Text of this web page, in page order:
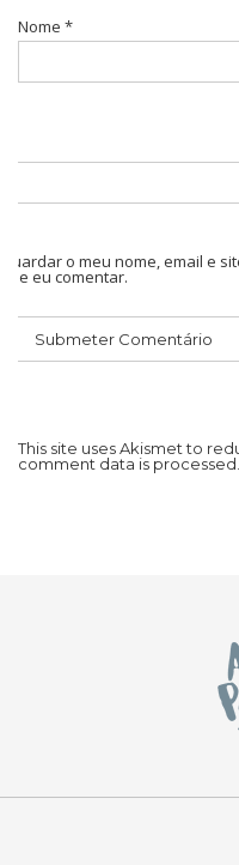
Nome *
Guardar o meu nome, email e
que eu comentar.
This site uses Akismet to
comment data is processed.